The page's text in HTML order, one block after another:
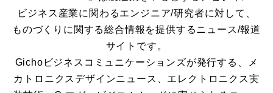
ビジネス産業に関わるエンジニア/研究者に対して、
ものづくりに関する総合情報を提供するニュース/報道
サイトです。
Gichoビジネスコミュニケーションズが発行する、メ
カトロニクスデザインニュース、エレクトロニクス実